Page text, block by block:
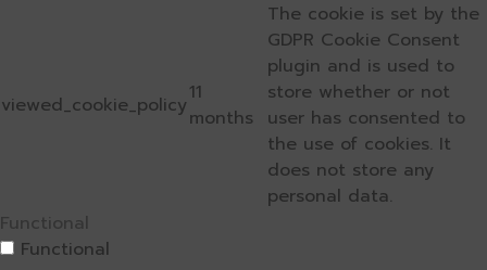
viewed_cookie_policy11
months
The cookie is set by the
GDPR Cookie Consent
plugin and is used to
store whether or not
user has consented to
the use of cookies. It
does not store any
personal data.
Functional
Functional